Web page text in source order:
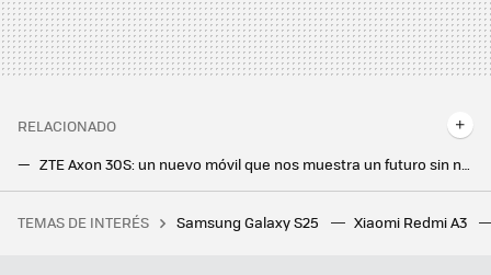
RELACIONADO
ZTE Axon 30S: un nuevo móvil que nos muestra un futuro sin notch, perforaciones ni islas dinámicas
Tenemos un problema con el futuro del cemento y con el exceso de plástico. A alguien se le ha ocurrido lo más obvio
TEMAS DE INTERÉS Samsung Galaxy S25 Xiaomi Redmi A3